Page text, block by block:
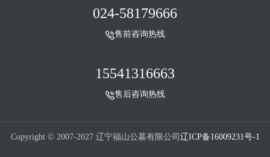
024-58179666
售前咨询热线
15541316663
售后咨询热线
Copyright © 2007-2027 辽宁福山公墓有限公司 辽ICP备16009231号-1